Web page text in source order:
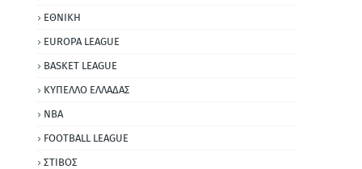
ΕΘΝΙΚΗ
EUROPA LEAGUE
BASKET LEAGUE
ΚΥΠΕΛΛΟ ΕΛΛΑΔΑΣ
NBA
FOOTBALL LEAGUE
ΣΤΙΒΟΣ